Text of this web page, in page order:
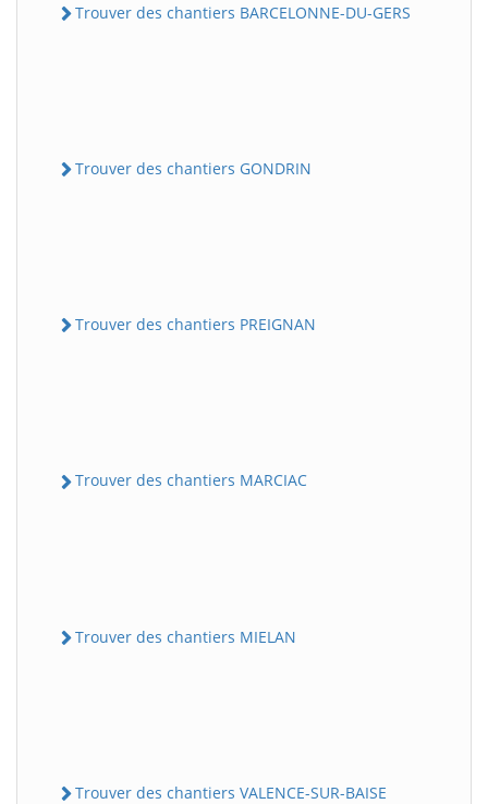
Trouver des chantiers BARCELONNE-DU-GERS
Trouver des chantiers GONDRIN
Trouver des chantiers PREIGNAN
Trouver des chantiers MARCIAC
Trouver des chantiers MIELAN
Trouver des chantiers VALENCE-SUR-BAISE